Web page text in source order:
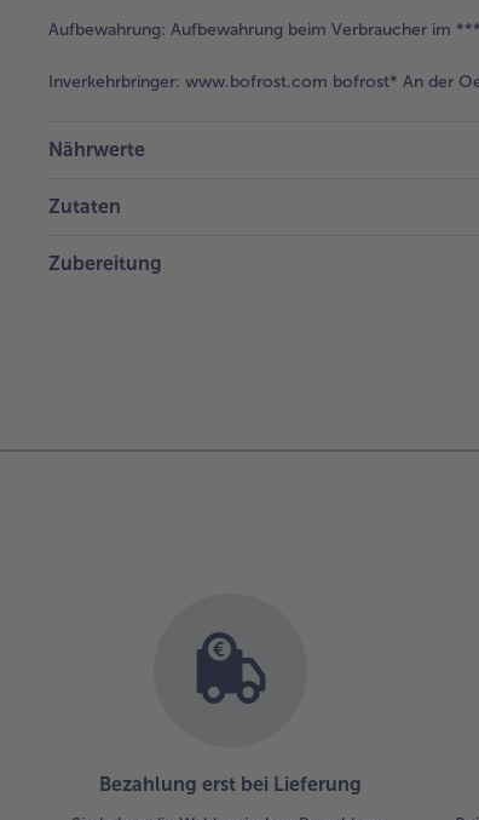
Aufbewahrung: Aufbewahrung beim Verbraucher im
Inverkehrbringer: www.bofrost.com bofrost* An der
Nährwerte
Zutaten
Zubereitung
Bezahlung erst bei Lieferung